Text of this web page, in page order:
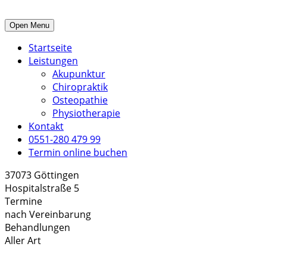
Open Menu
Startseite
Leistungen
Akupunktur
Chiropraktik
Osteopathie
Physiotherapie
Kontakt
0551-280 479 99
Termin online buchen
37073 Göttingen
Hospitalstraße 5
Termine
nach Vereinbarung
Behandlungen
Aller Art